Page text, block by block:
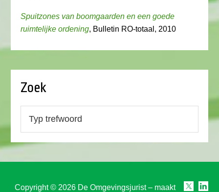
Spuitzones van boomgaarden en een goede
ruimtelijke ordening, Bulletin RO-totaal, 2010
Zoek
Copyright © 2026 De Omgevingsjurist – maakt